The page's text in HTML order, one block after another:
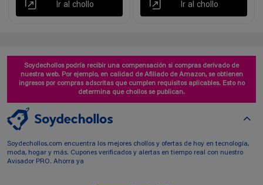
Ir al chollo Ir al chollo
Soydechollos podría recibir una compensación si compras derivado de
nuestra web. Por ejemplo, en calidad de Afiliado de Amazon, se obtienen
ingresos por compras adscritas que cumplen requisitos aplicables. Esto no
determina que chollos se publican.
Soydechollos.com encuentra los mejores chollos y ofertas de hoy en tecnología,
moda, hogar y más. Cupones verificados y alertas en tiempo real con nuestro
Avisador PRO. Ahorra ya